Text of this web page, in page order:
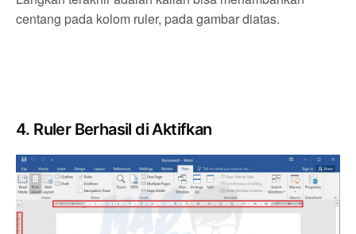
centang pada kolom ruler, pada gambar diatas.
4. Ruler Berhasil di Aktifkan